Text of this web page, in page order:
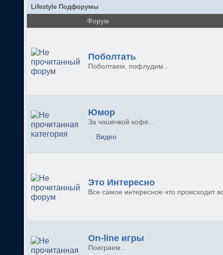
Lifestyle Подфорумы
Форум
Поболтать
Поболтаем, пофлудим...
Юмор
За чашечкой кофе...
Видео
Это Интересно
Все самое интересное что происходит
On-line игры
Поиграем...